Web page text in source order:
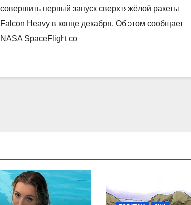
совершить первый запуск сверхтяжёлой ракеты
Falcon Heavy в конце декабря. Об этом сообщает
NASA SpaceFlight со